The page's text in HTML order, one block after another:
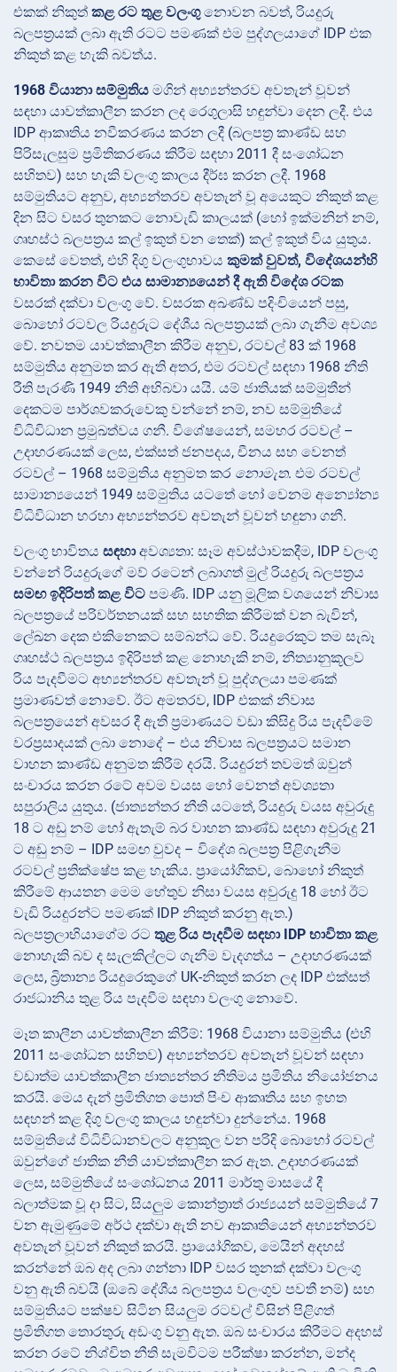
එකක් නිකුත් කළ රට තුළ වලංගුනොවන බවත්, රියදුරු
බලපත්‍රයක් ලබා ඇති රටට පමණක් එම පුද්ගලයාගේ IDP එක
නිකුත් කළ හැකි බවත්ය.
1968 වියානා සම්මුතිය මගින් අභ්‍යන්තරව අවතැන් වූවන්
සඳහා යාවත්කාලීන කරන ලද රෙගුලාසි හඳුන්වා දෙන ලදී. එය
IDP ආකෘතිය නවීකරණය කරන ලදී (බලපත්‍ර කාණ්ඩ සහ
පිරිසැලසුම ප්‍රමිතිකරණය කිරීම සඳහා 2011 දී සංශෝධන
සහිතව) සහ හැකි වලංගු කාලය දීර්ඝ කරන ලදී. 1968
සම්මුතියට අනුව, අභ්‍යන්තරව අවතැන් වූ අයෙකුට නිකුත් කළ
දින සිට වසර තුනකට නොවැඩි කාලයක් (හෝ ඉක්මනින් නම්,
ගෘහස්ථ බලපත්‍රය කල් ඉකුත් වන තෙක්) කල් ඉකුත් විය යුතුය.
කෙසේ වෙතත්, එහි දිගු වලංගුභාවය කුමක් වුවත්, විදේශයන්හි
භාවිතා කරන විට එය සාමාන්‍යයෙන් දී ඇති විදේශ රටක
වසරක් දක්වා වලංගු වේ. වසරක අඛණ්ඩ පදිංචියෙන් පසු,
බොහෝ රටවල රියදුරුට දේශීය බලපත්‍රයක් ලබා ගැනීම අවශ්‍ය
වේ. නවතම යාවත්කාලීන කිරීම අනුව, රටවල් 83 ක් 1968
සම්මුතිය අනුමත කර ඇති අතර, එම රටවල් සඳහා 1968 නීති
රීති පැරණි 1949 නීති අභිබවා යයි. යම් ජාතියක් සම්මුතීන්
දෙකටම පාර්ශවකරුවෙකු වන්නේ නම්, නව සම්මුතියේ
විධිවිධාන ප්‍රමුඛත්වය ගනී. විශේෂයෙන්, සමහර රටවල් –
උදාහරණයක් ලෙස, එක්සත් ජනපදය, චීනය සහ වෙනත්
රටවල් – 1968 සම්මුතිය අනුමත කර නොමැත. එම රටවල්
සාමාන්‍යයෙන් 1949 සම්මුතිය යටතේ හෝ වෙනම අන්‍යෝන්‍ය
විධිවිධාන හරහා අභ්‍යන්තරව අවතැන් වූවන් හඳුනා ගනී.
වලංගු භාවිතය සඳහාඅවශ්‍යතා: සෑම අවස්ථාවකදීම, IDP වලංගු
වන්නේ රියදුරුගේ මව් රටෙන් ලබාගත් මුල් රියදුරු බලපත්‍රය
සමඟ ඉදිරිපත් කළ විට පමණි. IDP යනු මූලික වශයෙන් නිවාස
බලපත්‍රයේ පරිවර්තනයක් සහ සහතික කිරීමක් වන බැවින්,
ලේඛන දෙක එකිනෙකට සම්බන්ධ වේ. රියදුරෙකුට තම සැබෑ
ගෘහස්ථ බලපත්‍රය ඉදිරිපත් කළ නොහැකි නම්, නීත්‍යානුකූලව
රිය පැදවීමට අභ්‍යන්තරව අවතැන් වූ පුද්ගලයා පමණක්
ප්‍රමාණවත් නොවේ. ඊට අමතරව, IDP එකක් නිවාස
බලපත්‍රයෙන් අවසර දී ඇති ප්‍රමාණයට වඩා කිසිදු රිය පැදවීමේ
වරප්‍රසාදයක් ලබා නොදේ – එය නිවාස බලපත්‍රයට සමාන
වාහන කාණ්ඩ අනුමත කිරීම් දරයි. රියදුරන් තවමත් ඔවුන්
සංචාරය කරන රටේ අවම වයස හෝ වෙනත් අවශ්‍යතා
සපුරාලිය යුතුය. (ජාත්‍යන්තර නීති යටතේ, රියදුරු වයස අවුරුදු
18 ට අඩු නම් හෝ ඇතැම් බර වාහන කාණ්ඩ සඳහා අවුරුදු 21
ට අඩු නම් – IDP සමඟ වුවද – විදේශ බලපත්‍ර පිළිගැනීම
රටවල් ප්‍රතික්ෂේප කළ හැකිය. ප්‍රායෝගිකව, බොහෝ නිකුත්
කිරීමේ ආයතන මෙම හේතුව නිසා වයස අවුරුදු 18 හෝ ඊට
වැඩි රියදුරන්ට පමණක් IDP නිකුත් කරනු ඇත.)
බලපත්‍රලාභියාගේම රට තුළ රිය පැදවීම සඳහා IDP භාවිතා කළ
නොහැකි බව ද සැලකිල්ලට ගැනීම වැදගත්ය – උදාහරණයක්
ලෙස, බ්‍රිතාන්‍ය රියදුරෙකුගේ UK-නිකුත් කරන ලද IDP එක්සත්
රාජධානිය තුළ රිය පැදවීම සඳහා වලංගු නොවේ.
මෑත කාලීන යාවත්කාලීන කිරීම්: 1968 වියානා සම්මුතිය (එහි
2011 සංශෝධන සහිතව) අභ්‍යන්තරව අවතැන් වූවන් සඳහා
වඩාත්ම යාවත්කාලීන ජාත්‍යන්තර නීතිමය ප්‍රමිතිය නියෝජනය
කරයි. මෙය දැන් ප්‍රමිතිගත පොත් පිංච ආකෘතිය සහ ඉහත
සඳහන් කළ දිගු වලංගු කාලය හඳුන්වා දුන්නේය. 1968
සම්මුතියේ විධිවිධානවලට අනුකූල වන පරිදි බොහෝ රටවල්
ඔවුන්ගේ ජාතික නීති යාවත්කාලීන කර ඇත. උදාහරණයක්
ලෙස, සම්මුතියේ සංශෝධනය 2011 මාර්තු මාසයේ දී
බලාත්මක වූ දා සිට, සියලුම කොන්ත්‍රාත් රාජ්‍යයන් සම්මුතියේ 7
වන ඇමුණුමේ අර්ථ දක්වා ඇති නව ආකෘතියෙන් අභ්‍යන්තරව
අවතැන් වූවන් නිකුත් කරයි. ප්‍රායෝගිකව, මෙයින් අදහස්
කරන්නේ ඔබ අද ලබා ගන්නා IDP වසර තුනක් දක්වා වලංගු
වනු ඇති බවයි (ඔබේ දේශීය බලපත්‍රය වලංගුව පවතී නම්) සහ
සම්මුතියට පක්ෂව සිටින සියලුම රටවල් විසින් පිළිගත්
ප්‍රමිතිගත තොරතුරු අඩංගු වනු ඇත. ඔබ සංචාරය කිරීමට අදහස්
කරන රටේ නිශ්චිත නීති සැමවිටම පරීක්ෂා කරන්න, මන්ද